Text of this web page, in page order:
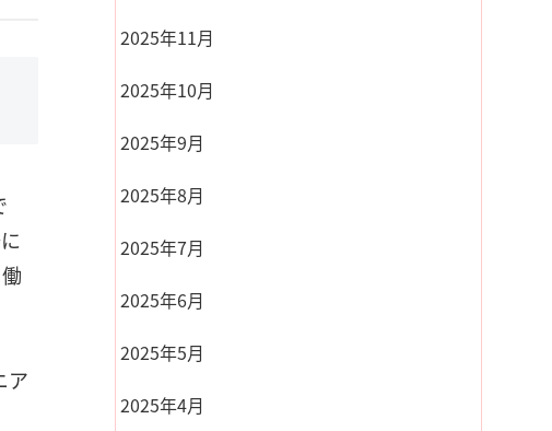
ア
2025年11月
2025年10月
2025年9月
2025年8月
2025年7月
2025年6月
2025年5月
2025年4月